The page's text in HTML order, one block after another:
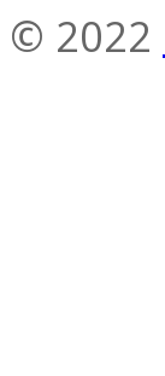
© 2022